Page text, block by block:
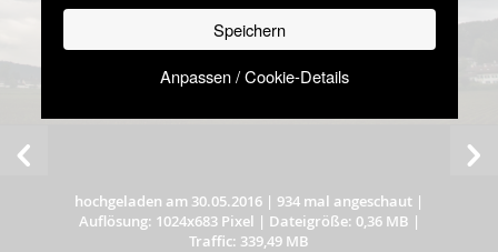
Speichern
Anpassen / Cookie-Details
hochgeladen am 30.05.2016 | 934 mal angeschaut |
Auflösung: 1024x683 Pixel | Dateigröße: 0,36 MB |
Traffic: 339,49 MB